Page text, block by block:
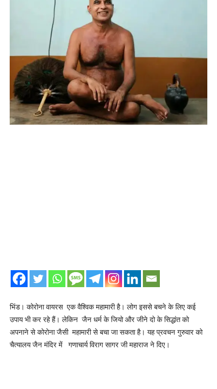
भिंड। कोरोना वायरस एक वैश्विक महामारी है। लोग इससे बचने के लिए कई
उपाय भी कर रहे हैं। लेकिन जैन धर्म के जियो और जीने दो के सिद्धांत को
अपनाने से कोरोना जैसी महामारी से बचा जा सकता है। यह प्रवचन गुरुवार को
चैत्यालय जैन मंदिर में गणाचार्य विराग सागर जी महाराज ने दिए।